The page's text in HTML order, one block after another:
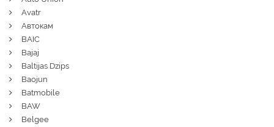
Avatr
Автокам
BAIC
Bajaj
Baltijas Dzips
Baojun
Batmobile
BAW
Belgee